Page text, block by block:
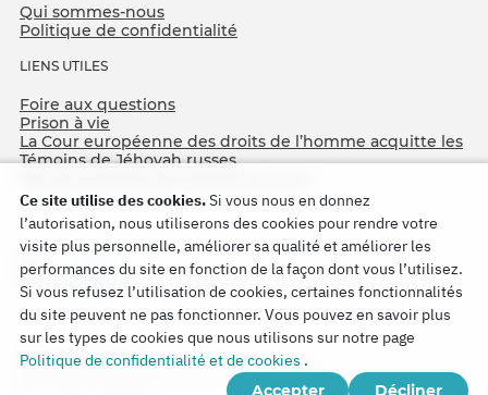
Qui sommes-nous
Politique de confidentialité
LIENS UTILES
Foire aux questions
Prison à vie
La Cour européenne des droits de l’homme acquitte les
Témoins de Jéhovah russes
Copyright © 2026
Watch Tower Bible and Tract Society of Korea.
Ce site utilise des cookies.Si vous nous en donnez
l’autorisation, nous utiliserons des cookies pour rendre votre
visite plus personnelle, améliorer sa qualité et améliorer les
performances du site en fonction de la façon dont vous l’utilisez.
Si vous refusez l’utilisation de cookies, certaines fonctionnalités
du site peuvent ne pas fonctionner. Vous pouvez en savoir plus
sur les types de cookies que nous utilisons sur notre page
Politique de confidentialité et de cookies .
Accepter
Décliner